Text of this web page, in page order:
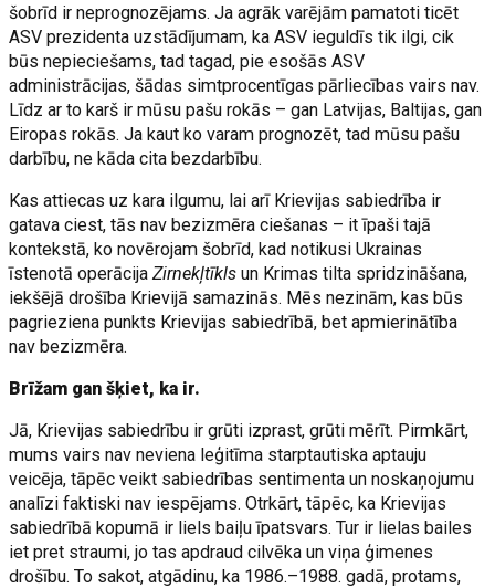
šobrīd ir neprognozējams. Ja agrāk varējām pamatoti ticēt
ASV prezidenta uzstādījumam, ka ASV ieguldīs tik ilgi, cik
būs nepieciešams, tad tagad, pie esošās ASV
administrācijas, šādas simtprocentīgas pārliecības vairs nav.
Līdz ar to karš ir mūsu pašu rokās – gan Latvijas, Baltijas, gan
Eiropas rokās. Ja kaut ko varam prognozēt, tad mūsu pašu
darbību, ne kāda cita bezdarbību.
Kas attiecas uz kara ilgumu, lai arī Krievijas sabiedrība ir
gatava ciest, tās nav bezizmēra ciešanas – it īpaši tajā
kontekstā, ko novērojam šobrīd, kad notikusi Ukrainas
īstenotā operācijaZirnekļtīklsun Krimas tilta spridzināšana,
iekšējā drošība Krievijā samazinās. Mēs nezinām, kas būs
pagrieziena punkts Krievijas sabiedrībā, bet apmierinātība
nav bezizmēra.
Brīžam gan šķiet, ka ir.
Jā, Krievijas sabiedrību ir grūti izprast, grūti mērīt. Pirmkārt,
mums vairs nav neviena leģitīma starptautiska aptauju
veicēja, tāpēc veikt sabiedrības sentimenta un noskaņojumu
analīzi faktiski nav iespējams. Otrkārt, tāpēc, ka Krievijas
sabiedrībā kopumā ir liels baiļu īpatsvars. Tur ir lielas bailes
iet pret straumi, jo tas apdraud cilvēka un viņa ģimenes
drošību. To sakot, atgādinu, ka 1986.–1988. gadā, protams,